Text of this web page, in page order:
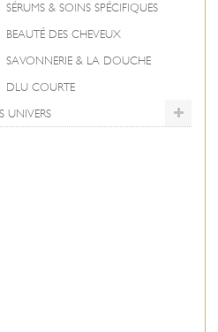
SÉRUMS & SOINS SPÉCIFIQUES
BEAUTÉ DES CHEVEUX
SAVONNERIE & LA DOUCHE
DLU COURTE
UNIVERS